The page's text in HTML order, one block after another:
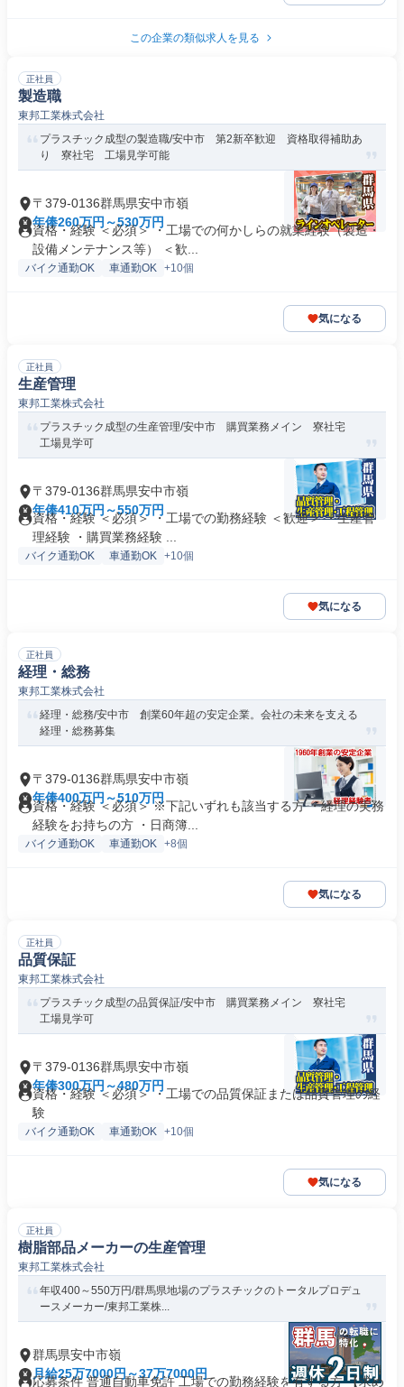
この企業の類似求人を見る
正社員
製造職
東邦工業株式会社
プラスチック成型の製造職/安中市 第2新卒歓迎 資格取得補助あ
り 寮社宅 工場見学可能
〒379-0136群馬県安中市嶺
年俸260万円～530万円
資格・経験 ＜必須＞ ・工場での何かしらの就業経験（製造・
設備メンテナンス等） ＜歓...
バイク通勤OK 車通勤OK +10個
気になる
正社員
生産管理
東邦工業株式会社
プラスチック成型の生産管理/安中市 購買業務メイン 寮社宅
工場見学可
〒379-0136群馬県安中市嶺
年俸410万円～550万円
資格・経験 ＜必須＞ ・工場での勤務経験 ＜歓迎＞ ・生産管
理経験 ・購買業務経験 ...
バイク通勤OK 車通勤OK +10個
気になる
正社員
経理・総務
東邦工業株式会社
経理・総務/安中市 創業60年超の安定企業。会社の未来を支える
経理・総務募集
〒379-0136群馬県安中市嶺
年俸400万円～510万円
資格・経験 ＜必須＞ ※下記いずれも該当する方 ・経理の実務
経験をお持ちの方 ・日商簿...
バイク通勤OK 車通勤OK +8個
気になる
正社員
品質保証
東邦工業株式会社
プラスチック成型の品質保証/安中市 購買業務メイン 寮社宅
工場見学可
〒379-0136群馬県安中市嶺
年俸300万円～480万円
資格・経験 ＜必須＞ ・工場での品質保証または品質管理の経
験
バイク通勤OK 車通勤OK +10個
気になる
正社員
樹脂部品メーカーの生産管理
東邦工業株式会社
年収400～550万円/群馬県地場のプラスチックのトータルプロデュ
ースメーカー/東邦工業株...
群馬県安中市嶺
月給25万7000円～37万7000円
応募条件 普通自動車免許 工場での勤務経験を有する方 【求め